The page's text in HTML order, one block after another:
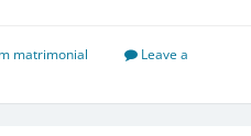
matrimonial
Leave a